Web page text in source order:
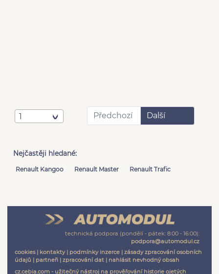
1 Předchozí Další
Nejčastěji hledané:
Renault Kangoo Renault Master Renault Trafic
technická podpora (pondělí - pátek: 8:00 - 16:00):
podpora@automodul.cz
cookies| kontakty| podmínky inzerce | zásady zpracování osobních
údajů | partneři | zpracování dat | nahlásit nevhodný obsah
cz.cebia.com - užitečný nástroj na prověřování historie ojetých